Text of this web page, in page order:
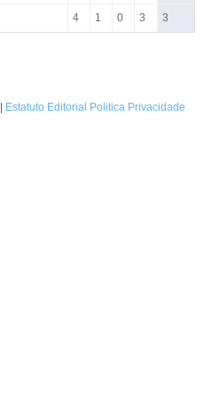
4 1 0 3 3
Estatuto Editorial Politica Privacidade